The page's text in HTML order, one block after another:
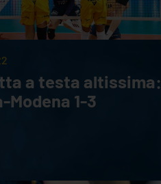
a testa altissima:
Modena 1-3